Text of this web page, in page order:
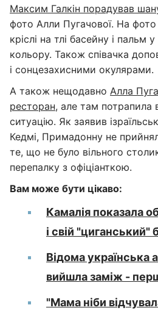
Максим Галкін порадував
фото Алли Пугачової. На
кріслі на тлі басейну і пальм
кольору. Також співачка
і сонцезахисними окулярами.
А також нещодавно Алла
ресторан, але там потрапила
ситуацію. Як заявив
Кедмі, Примадонну не
те, що не було вільного
перепалку з офіціанткою.
Вам може бути цікаво:
Камалія показала
і свій "циганський"
Відома українська
вийшла заміж -
"Мама ніби